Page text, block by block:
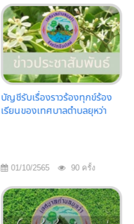
บัญชีรับเรื่องราวร้องทุกข์ร้อง
เรียนของเทศบาลตำบลยุหว่า
01/10/2565 90 ครั้ง